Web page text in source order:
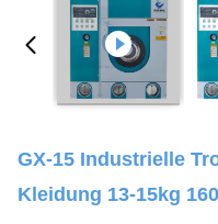
GX-15 Industrielle
Kleidung 13-15kg